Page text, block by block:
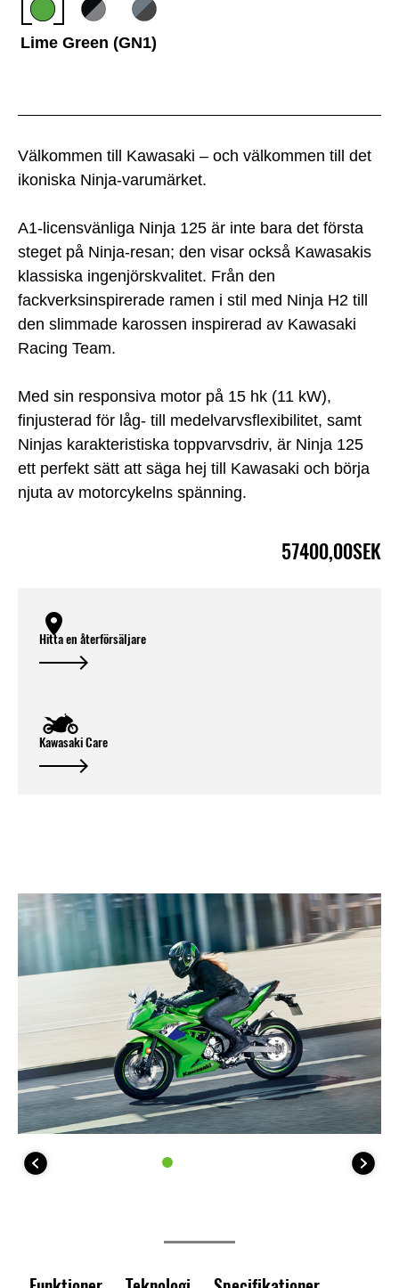
Välkommen till Kawasaki – och välkommen till det
ikoniska Ninja-varumärket.
A1-licensvänliga Ninja 125 är inte bara det första
steget på Ninja-resan; den visar också Kawasakis
klassiska ingenjörskvalitet. Från den
fackverksinspirerade ramen i stil med Ninja H2 till
den slimmade karossen inspirerad av Kawasaki
Racing Team.
Med sin responsiva motor på 15 hk (11 kW),
finjusterad för låg- till medelvarvsflexibilitet, samt
Ninjas karakteristiska toppvarvsdriv, är Ninja 125
ett perfekt sätt att säga hej till Kawasaki och börja
njuta av motorcykelns spänning.
57400,00SEK
Lime Green (GN1)
Hitta en återförsäljare
Kawasaki Care